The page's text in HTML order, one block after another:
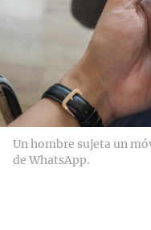
Un hombre sujeta un
de WhatsApp.